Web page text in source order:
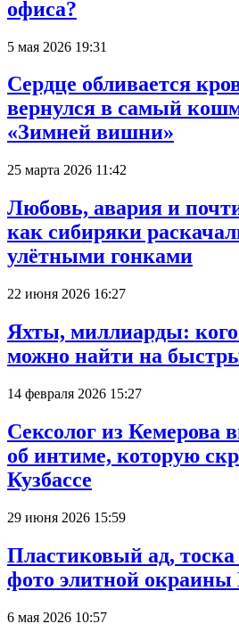
офиса?
5 мая 2026 19:31
Сердце обливается
вернулся в самый
«Зимней вишни»
25 марта 2026 11:42
Любовь, авария и
как сибиряки
улётными гонками
22 июня 2026 16:27
Яхты, миллиарды:
можно найти на
14 февраля 2026 15:27
Сексолог из Кемерова
об интиме, которую
Кузбассе
29 июня 2026 15:59
Пластиковый ад,
фото элитной окраины
6 мая 2026 10:57